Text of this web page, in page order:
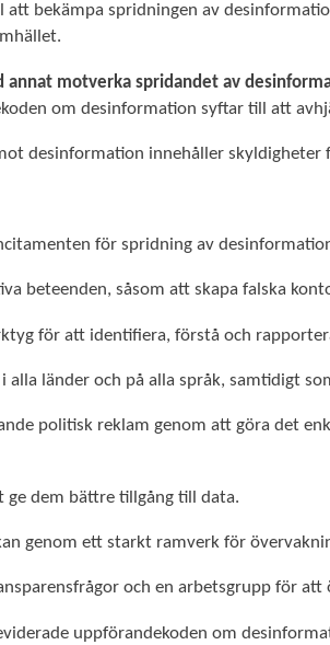
bekämpa spridningen av
annat motverka spridandet av
om desinformation syftar till att
desinformation innehåller
för spridning av
beteenden, såsom att skapa falska
för att identifiera, förstå och
alla länder och på alla språk, samtidigt
politisk reklam genom att göra det
ge dem bättre tillgång till data.
genom ett starkt ramverk för
och en arbetsgrupp för att
uppförandekoden om